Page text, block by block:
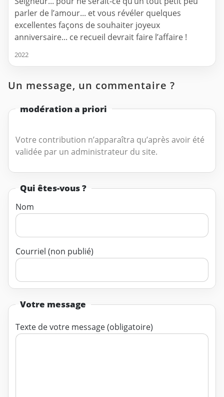
parler de l’amour... et vous révéler quelques
excellentes façons de souhaiter joyeux
anniversaire... ce recueil devrait faire l’affaire !
2022
Un message, un commentaire ?
modération a priori
Votre contribution n’apparaîtra qu’après avoir été
validée par un administrateur du site.
Qui êtes-vous ?
Nom
Courriel (non publié)
Votre message
Texte de votre message (obligatoire)